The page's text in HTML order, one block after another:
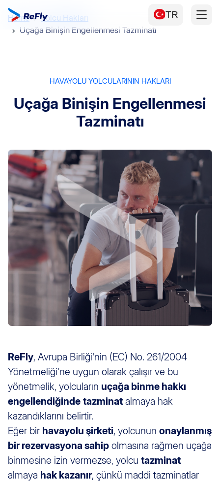
TR
Home
Yolcu Hakları
Uçağa Binişin Engellenmesi Tazminatı
HAVAYOLU YOLCULARININ HAKLARI
Uçağa Binişin Engellenmesi
Tazminatı
ReFly, Avrupa Birliği'nin (EC) No. 261/2004
Yönetmeliği'ne uygun olarak çalışır ve bu
yönetmelik, yolcuların uçağa binme hakkı
engellendiğinde tazminat almaya hak
kazandıklarını belirtir.
Eğer bir havayolu şirketi, yolcunun onaylanmış
bir rezervasyona sahip olmasına rağmen uçağa
binmesine izin vermezse, yolcu tazminat
almaya hak kazanır, çünkü maddi tazminatlar